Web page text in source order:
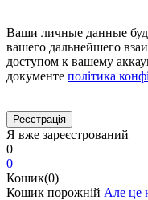
Ваши личные данные
вашего дальнейшего
доступом к вашему
документе політика
Я вже зареєстрований
0
0
Кошик(0)
Кошик порожній Але це